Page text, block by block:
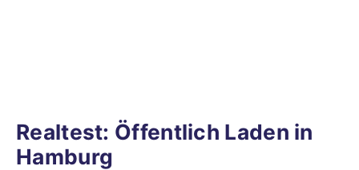
Realtest: Öffentlich Laden in
Hamburg